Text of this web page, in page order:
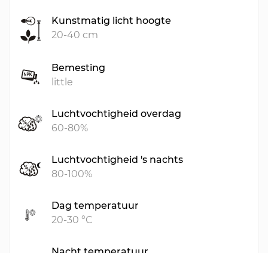
Kunstmatig licht hoogte
20-40 cm
Bemesting
little
Luchtvochtigheid overdag
60-80%
Luchtvochtigheid 's nachts
80-100%
Dag temperatuur
20-30 °C